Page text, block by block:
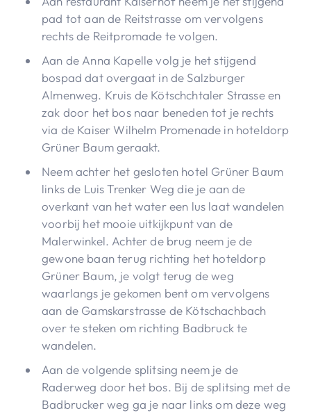
pad tot aan de Reitstrasse om vervolgens
rechts de Reitpromade te volgen.
Aan de Anna Kapelle volg je het stijgend
bospad dat overgaat in de Salzburger
Almenweg. Kruis de Kötschchtaler Strasse en
zak door het bos naar beneden tot je rechts
via de Kaiser Wilhelm Promenade in hoteldorp
Grüner Baum geraakt.
Neem achter het gesloten hotel Grüner Baum
links de Luis Trenker Weg die je aan de
overkant van het water een lus laat wandelen
voorbij het mooie uitkijkpunt van de
Malerwinkel. Achter de brug neem je de
gewone baan terug richting het hoteldorp
Grüner Baum, je volgt terug de weg
waarlangs je gekomen bent om vervolgens
aan de Gamskarstrasse de Kötschachbach
over te steken om richting Badbruck te
wandelen.
Aan de volgende splitsing neem je de
Raderweg door het bos. Bij de splitsing met de
Badbrucker weg ga je naar links om deze weg